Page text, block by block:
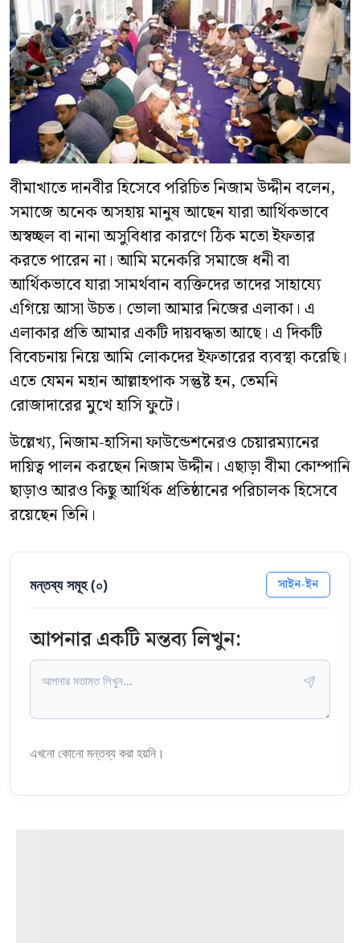
বীমাখাতে দানবীর হিসেবে পরিচিত নিজাম উদ্দীন বলেন,
সমাজে অনেক অসহায় মানুষ আছেন যারা আর্থিকভাবে
অস্বচ্ছল বা নানা অসুবিধার কারণে ঠিক মতো ইফতার
করতে পারেন না। আমি মনেকরি সমাজে ধনী বা
আর্থিকভাবে যারা সামর্থবান ব্যক্তিদের তাদের সাহায্যে
এগিয়ে আসা উচত। ভোলা আমার নিজের এলাকা। এ
এলাকার প্রতি আমার একটি দায়বদ্ধতা আছে। এ দিকটি
বিবেচনায় নিয়ে আমি লোকদের ইফতারের ব্যবস্থা করেছি।
এতে যেমন মহান আল্লাহপাক সন্তুষ্ট হন, তেমনি
রোজাদারের মুখে হাসি ফুটে।
উল্লেখ্য, নিজাম-হাসিনা ফাউন্ডেশনেরও চেয়ারম্যানের
দায়িত্ব পালন করছেন নিজাম উদ্দীন। এছাড়া বীমা কোম্পানি
ছাড়াও আরও কিছু আর্থিক প্রতিষ্ঠানের পরিচালক হিসেবে
রয়েছেন তিনি।
মন্তব্য সমূহ (০) সাইন-ইন
আপনার একটি মন্তব্য লিখুন:
এখনো কোনো মন্তব্য করা হয়নি।